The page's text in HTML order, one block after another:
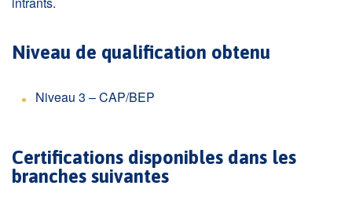
Niveau de qualification obtenu
Niveau 3 – CAP/BEP
Certifications disponibles dans les
branches suivantes